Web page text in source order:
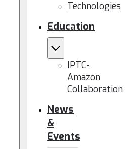
Technologies
Education
IPTC-
Amazon
Collaboration
News
&
Events